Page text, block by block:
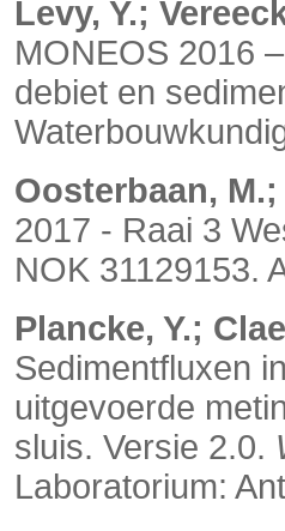
Levy, Y.;
MONEOS 2016
debiet en
Oosterbaan,
2017 - Raai 3
NOK 31129153.
Plancke, Y.;
Sedimentfluxen
uitgevoerde
sluis. Versie 2.0.
Laboratorium: